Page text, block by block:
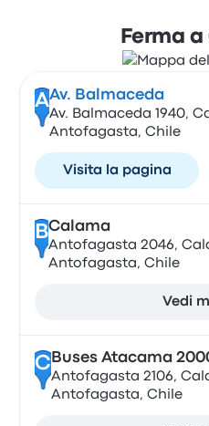
Ferma
AAv. Balmaceda
Av. Balmaceda 1940,
Antofagasta, Chile
Visita la pagina
BCalama
Antofagasta 2046,
Antofagasta, Chile
Vedi
CBuses Atacama
Antofagasta 2106,
Antofagasta, Chile